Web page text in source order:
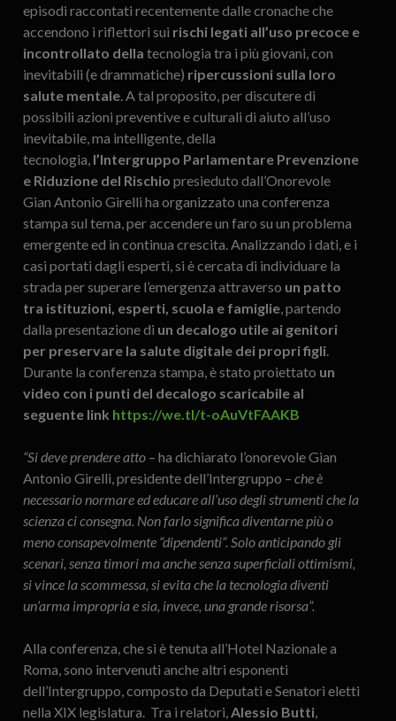
episodi raccontati recentemente dalle cronache che
accendono i riflettori sui rischi legati all’uso precoce e
incontrollato della tecnologia tra i più giovani, con
inevitabili (e drammatiche) ripercussioni sulla loro
salute mentale. A tal proposito, per discutere di
possibili azioni preventive e culturali di aiuto all’uso
inevitabile, ma intelligente, della
tecnologia, l’Intergruppo Parlamentare Prevenzione
e Riduzione del Rischio presieduto dall’Onorevole
Gian Antonio Girelli ha organizzato una conferenza
stampa sul tema, per accendere un faro su un problema
emergente ed in continua crescita. Analizzando i dati, e i
casi portati dagli esperti, si è cercata di individuare la
strada per superare l’emergenza attraverso un patto
tra istituzioni, esperti, scuola e famiglie, partendo
dalla presentazione di un decalogo utile ai genitori
per preservare la salute digitale dei propri figli.
Durante la conferenza stampa, è stato proiettato un
video con i punti del decalogo scaricabile al
seguente link https://we.tl/t-oAuVtFAAKB
“Si deve prendere atto– ha dichiarato l’onorevole Gian
Antonio Girelli, presidente dell’Intergruppo – che è
necessario normare ed educare all’uso degli strumenti che la
scienza ci consegna. Non farlo significa diventarne più o
meno consapevolmente “dipendenti”. Solo anticipando gli
scenari, senza timori ma anche senza superficiali ottimismi,
si vince la scommessa, si evita che la tecnologia diventi
un’arma impropria e sia, invece, una grande risorsa”.
Alla conferenza, che si è tenuta all’Hotel Nazionale a
Roma, sono intervenuti anche altri esponenti
dell’Intergruppo, composto da Deputati e Senatori eletti
nella XIX legislatura. Tra i relatori, Alessio Butti,